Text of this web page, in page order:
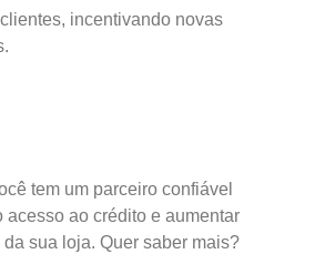
incentivando novas
tem um parceiro confiável
acesso ao crédito e aumentar
sua loja. Quer saber mais?